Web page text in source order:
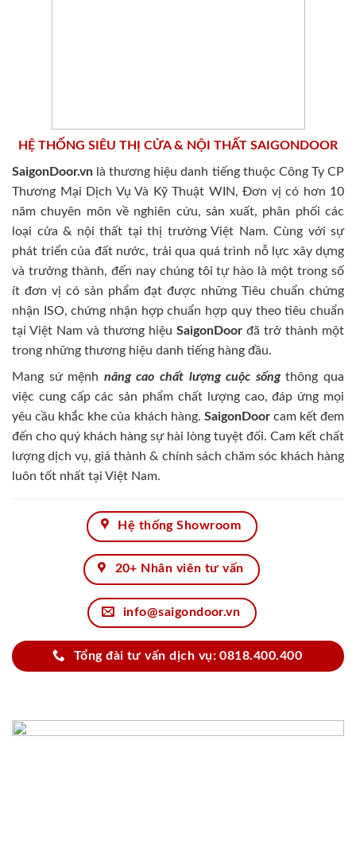
HỆ THỐNG SIÊU THỊ CỬA & NỘI THẤT SAIGONDOOR
SaigonDoor.vn là thương hiệu danh tiếng thuộc Công Ty CP
Thương Mại Dịch Vụ Và Kỹ Thuật WIN, Đơn vị có hơn 10
năm chuyên môn về nghiên cứu, sản xuất, phân phối các
loại cửa & nội thất tại thị trường Việt Nam. Cùng với sự
phát triển của đất nước, trải qua quá trình nỗ lực xây dựng
và trưởng thành, đến nay chúng tôi tự hào là một trong số
ít đơn vị có sản phẩm đạt được những Tiêu chuẩn chứng
nhận ISO, chứng nhận hợp chuẩn hợp quy theo tiêu chuẩn
tại Việt Nam và thương hiệu SaigonDoor đã trở thành một
trong những thương hiệu danh tiếng hàng đầu.
Mang sứ mệnh nâng cao chất lượng cuộc sốngthông qua
việc cung cấp các sản phẩm chất lượng cao, đáp ứng mọi
yêu cầu khắc khe của khách hàng. SaigonDoorcam kết đem
đến cho quý khách hàng sự hài lòng tuyệt đối. Cam kết chất
lượng dịch vụ, giá thành & chính sách chăm sóc khách hàng
luôn tốt nhất tại Việt Nam.
Hệ thống Showroom
20+ Nhân viên tư vấn
info@saigondoor.vn
Tổng đài tư vấn dịch vụ: 0818.400.400